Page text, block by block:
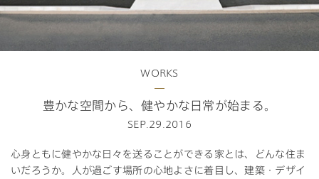
WORKS
豊かな空間から、健やかな日常が始まる。
SEP.29.2016
心身ともに健やかな日々を送ることができる家とは、どんな住ま
いだろうか。人が過ごす場所の心地よさに着目し、建築・デザイ